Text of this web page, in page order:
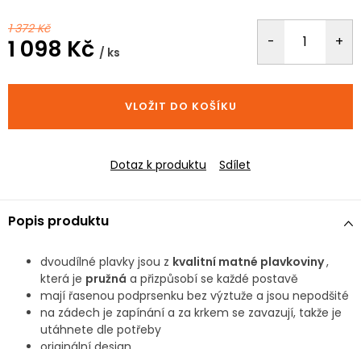
1 372 Kč
1 098 Kč / ks
cena:
VLOŽIT DO KOŠÍKU
Dotaz k produktu Sdílet
Popis produktu
dvoudílné plavky jsou z kvalitní matné plavkoviny,
která je pružná a přizpůsobí se každé postavě
mají řasenou podprsenku bez výztuže a jsou nepodšité
na zádech je zapínání a za krkem se zavazují, takže je
utáhnete dle potřeby